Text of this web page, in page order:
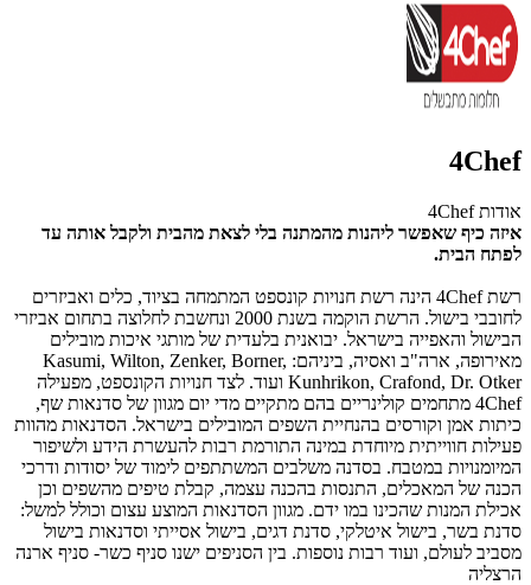
4Chef
אודות 4Chef
איזה כיף שאפשר ליהנות מהמתנה בלי לצאת מהבית ולקבל אותה עד
לפתח הבית.
רשת 4Chef הינה רשת חנויות קונספט המתמחה בציוד, כלים ואביזרים
לחובבי בישול. הרשת הוקמה בשנת 2000 ונחשבת לחלוצה בתחום אביזרי
הבישול והאפייה בישראל. יבואנית בלעדית של מותגי איכות מובילים
מאירופה, ארה"ב ואסיה, ביניהם: Kasumi, Wilton, Zenker, Borner,
Kunhrikon, Crafond, Dr. Otker ועוד. לצד חנויות הקונספט, מפעילה
4Chef מתחמים קולינריים בהם מתקיים מדי יום מגוון של סדנאות שף,
כיתות אמן וקורסים בהנחיית השפים המובילים בישראל. הסדנאות מהוות
פעילות חווייתית מיוחדת במינה התורמת רבות להעשרת הידע ולשיפור
המיומנויות במטבח. בסדנה משלבים המשתתפים לימוד של יסודות ודרכי
הכנה של המאכלים, התנסות בהכנה עצמה, קבלת טיפים מהשפים וכן
אכילת המנות שהכינו במו ידם. מגוון הסדנאות המוצע עצום וכולל למשל:
סדנת בשר, בישול איטלקי, סדנת דגים, בישול אסייתי וסדנאות בישול
מסביב לעולם, ועוד רבות נוספות. בין הסניפים ישנו סניף כשר- סניף ארנה
הרצליה